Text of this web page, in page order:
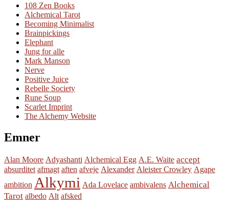
108 Zen Books
Alchemical Tarot
Becoming Minimalist
Brainpickings
Elephant
Jung for alle
Mark Manson
Nerve
Positive Juice
Rebelle Society
Rune Soup
Scarlet Imprint
The Alchemy Website
Emner
Alan Moore Adyashanti Alchemical Egg A.E. Waite accept
absurditet afmagt aften afveje Alexander Aleister Crowley Agape
ambition Alkymi Ada Lovelace ambivalens Alchemical
Tarot albedo Alt afsked